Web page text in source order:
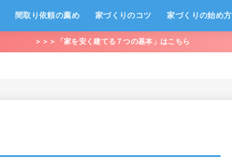
間取り依頼の薦め 家づくりのコツ 家づくりの始め方
＞＞＞「家を安く建てる７つの基本」はこちら